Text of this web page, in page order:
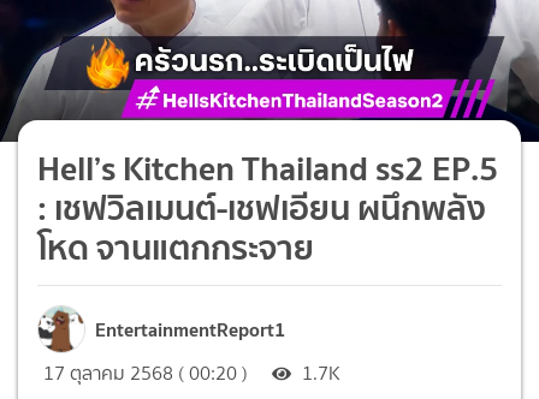
Hell’s Kitchen Thailand ss2 EP.5
: เชฟวิลเมนต์-เชฟเอียน ผนึกพลัง
โหด จานแตกกระจาย
EntertainmentReport1
17 ตุลาคม 2568 ( 00:20 ) 1.7K